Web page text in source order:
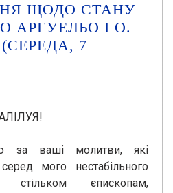
ЩОДО СТАНУ
АРГУЕЛЬО І О.
7
за ваші молитви, які
мого нестабільного
стільком єпископам,